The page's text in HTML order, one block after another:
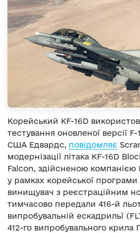
Корейський KF-16D
тестування оновленої версії
США Едвардс, повідомляє
модернізації літака KF-16D
Falcon, здійсненою
у рамках корейської програми
винищувач з реєстраційним
тимчасово передали 416-й
випробувальній ескадрильї
412-го випробувального